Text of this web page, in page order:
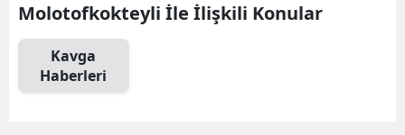
Molotofkokteyli İle İlişkili Konular
Kavga
Haberleri